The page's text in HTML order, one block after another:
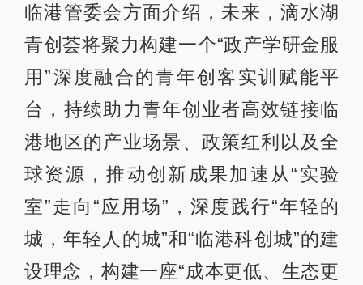
临港管委会方面介绍，未来，滴水湖
青创荟将聚力构建一个“政产学研金服
用”深度融合的青年创客实训赋能平
台，持续助力青年创业者高效链接临
港地区的产业场景、政策红利以及全
球资源，推动创新成果加速从“实验
室”走向“应用场”，深度践行“年轻的
城，年轻人的城”和“临港科创城”的建
设理念，构建一座“成本更低、生态更